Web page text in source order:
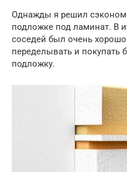
Однажды я решил
подложке под ламинат. В
соседей был очень
переделывать и покупать
подложку.